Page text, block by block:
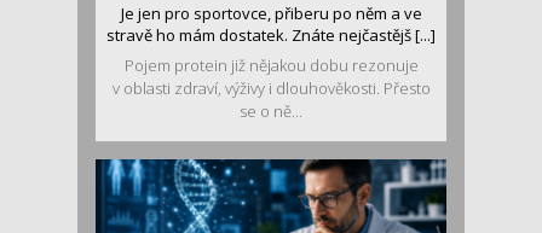
Je jen pro sportovce, přiberu po něm a ve
stravě ho mám dostatek. Znáte nejčastějš [...]
Pojem protein již nějakou dobu rezonuje
v oblasti zdraví, výživy i dlouhověkosti. Přesto
se o ně...